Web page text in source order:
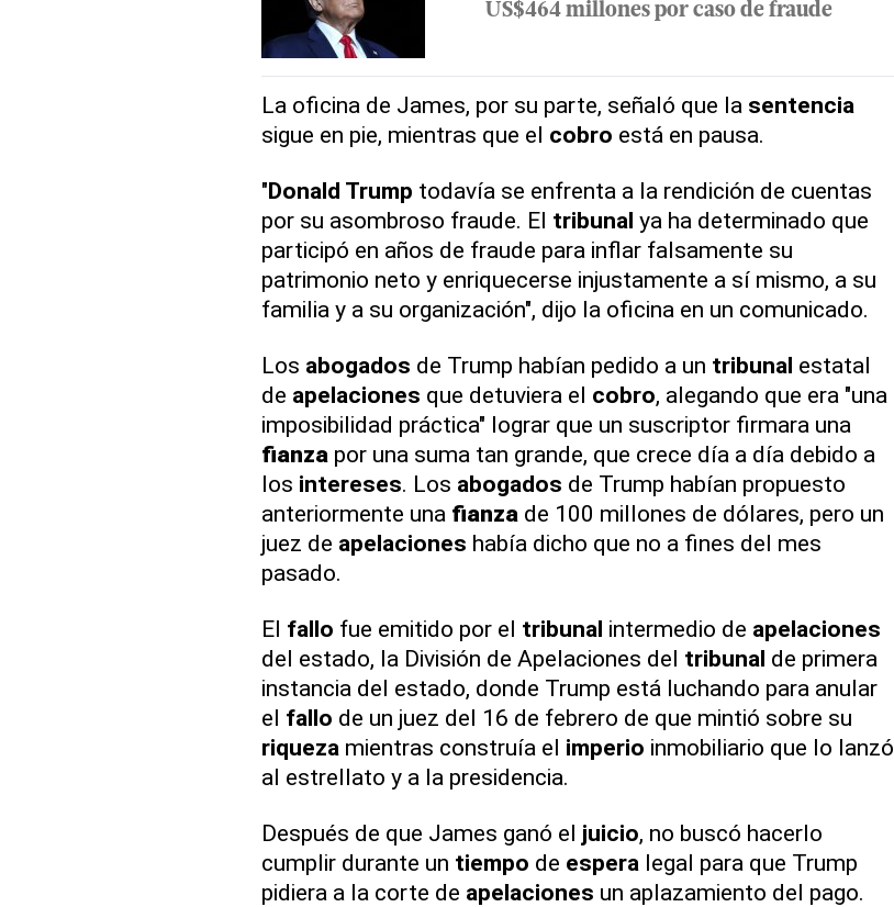
US$464 millones por caso de fraude
La oficina de James, por su parte, señaló que la sentencia
sigue en pie, mientras que el cobro está en pausa.
"Donald Trump todavía se enfrenta a la rendición de cuentas
por su asombroso fraude. El tribunal ya ha determinado que
participó en años de fraude para inflar falsamente su
patrimonio neto y enriquecerse injustamente a sí mismo, a su
familia y a su organización", dijo la oficina en un comunicado.
Los abogados de Trump habían pedido a un tribunal estatal
de apelaciones que detuviera el cobro, alegando que era "una
imposibilidad práctica" lograr que un suscriptor firmara una
fianzapor una suma tan grande, que crece día a día debido a
los intereses. Los abogados de Trump habían propuesto
anteriormente una fianzade 100 millones de dólares, pero un
juez de apelaciones había dicho que no a fines del mes
pasado.
El fallo fue emitido por el tribunal intermedio de apelaciones
del estado, la División de Apelaciones del tribunal de primera
instancia del estado, donde Trump está luchando para anular
el fallo de un juez del 16 de febrero de que mintió sobre su
riquezamientras construía el imperio inmobiliario que lo lanzó
al estrellato y a la presidencia.
Después de que James ganó el juicio, no buscó hacerlo
cumplir durante un tiempo de esperalegal para que Trump
pidiera a la corte de apelaciones un aplazamiento del pago.